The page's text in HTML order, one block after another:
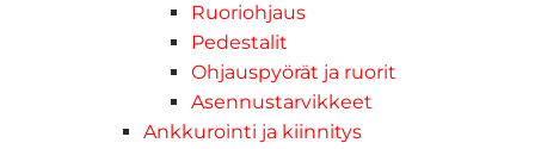
Ruoriohjaus
Pedestalit
Ohjauspyörät ja ruorit
Asennustarvikkeet
Ankkurointi ja kiinnitys